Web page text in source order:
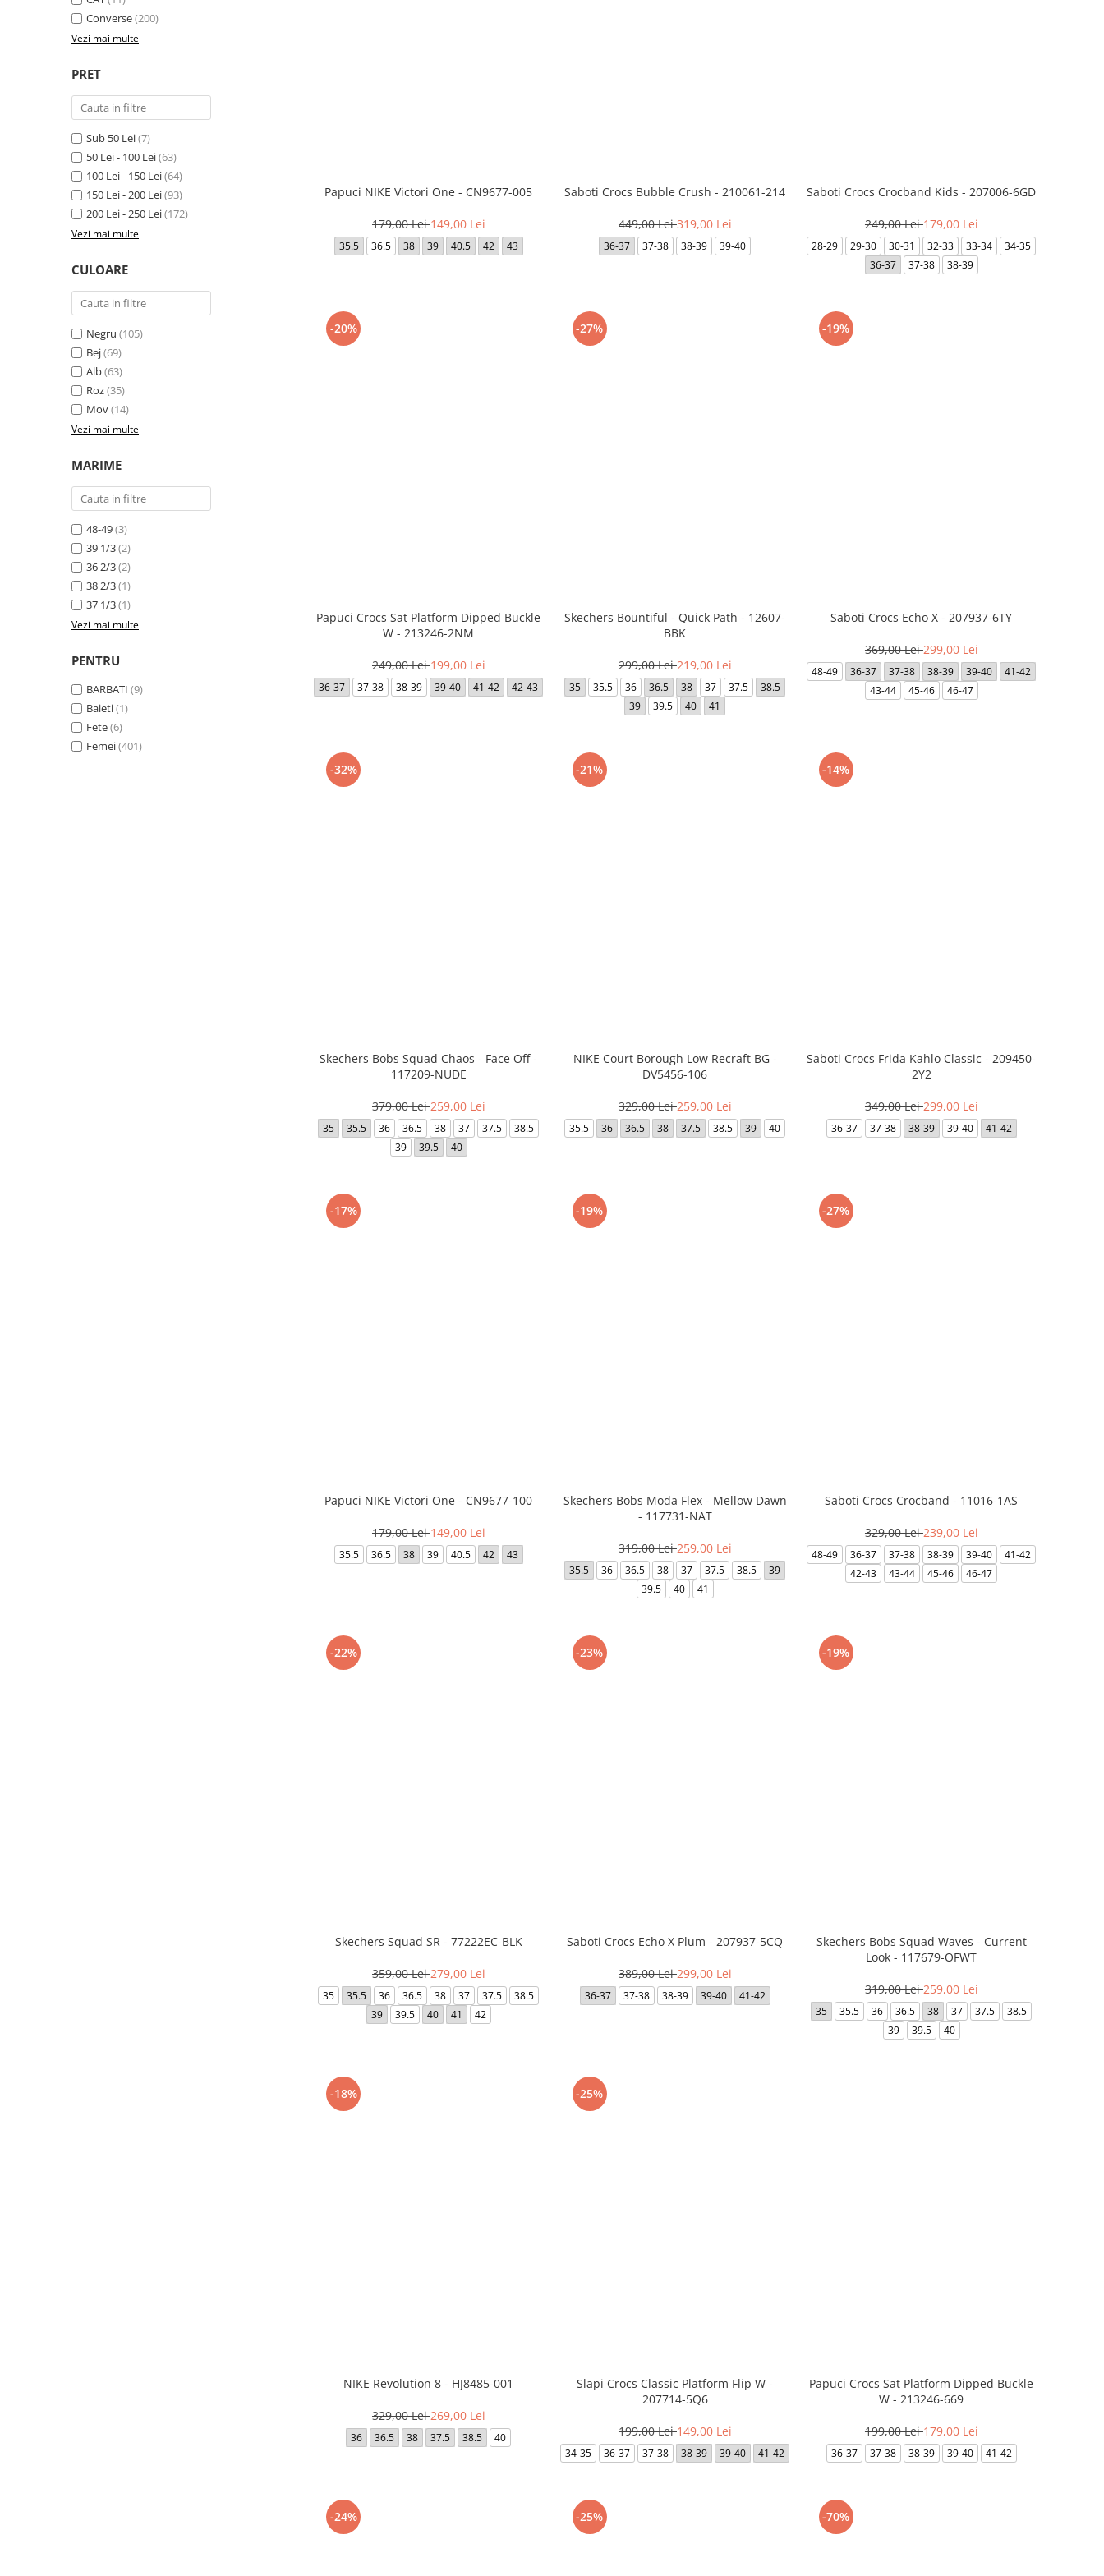
JACHETE ȘI GECI SPORT
PANTALONI SCURȚI
BLUGI LUNGI
BLUGI SCURTI
crocs Jibbitz
SETURI CADOU
Emporio Armani EA7
Black&White
Classic Sneakers
Core Identity
Incaltaminte Pro Running
Ghete baschet
Ghete fotbal
Shorturi de baie
Converse(200)
Vezi mai multe
PRET
Sub 50 Lei(7)
50 Lei - 100 Lei(63)
100 Lei - 150 Lei(64)
150 Lei - 200 Lei(93)
200 Lei - 250 Lei(172)
Vezi mai multe
CULOARE
Negru (105)
Bej(69)
Alb(63)
Roz(35)
Mov(14)
Vezi mai multe
MARIME
48-49(3)
39 1/3(2)
36 2/3(2)
38 2/3(1)
37 1/3(1)
Vezi mai multe
PENTRU
BARBATI (9)
Baieti(1)
Fete(6)
Femei(401)
Papuci NIKE Victori One - CN9677-005
179,00 Lei149,00 Lei
35.5 36.5 38 39 40.5 42 43
Saboti Crocs Bubble Crush - 210061-214
449,00 Lei319,00 Lei
36-37 37-38 38-39 39-40
Saboti Crocs Crocband Kids - 207006-6GD
249,00 Lei179,00 Lei
28-29 29-30 30-31 32-33 33-34
34-35
36-37
37-38 38-39
-20%
Papuci Crocs Sat Platform Dipped Buckle
W - 213246-2NM
249,00 Lei199,00 Lei
36-37 37-38 38-39 39-40 41-42 42-43
-27%
Skechers Bountiful - Quick Path - 12607-
BBK
299,00 Lei219,00 Lei
35 35.5 36 36.5 38 37 37.5
38.5
39
39.5 40 41
-19%
Saboti Crocs Echo X - 207937-6TY
369,00 Lei299,00 Lei
48-49 36-37 37-38 38-39 39-40
41-42
43-44
45-46 46-47
-32%
Skechers Bobs Squad Chaos - Face Off -
117209-NUDE
379,00 Lei259,00 Lei
35 35.5 36 36.5 38 37 37.5
38.5
39
39.5 40
-21%
NIKE Court Borough Low Recraft BG -
DV5456-106
329,00 Lei259,00 Lei
35.5 36 36.5 38 37.5 38.5 39 40
-14%
Saboti Crocs Frida Kahlo Classic - 209450-
2Y2
349,00 Lei299,00 Lei
36-37 37-38 38-39 39-40 41-42
-17%
Papuci NIKE Victori One - CN9677-100
179,00 Lei149,00 Lei
35.5 36.5 38 39 40.5 42 43
-19%
Skechers Bobs Moda Flex - Mellow Dawn
- 117731-NAT
319,00 Lei259,00 Lei
35.5 36 36.5 38 37 37.5 38.5
39
39.5
40 41
-27%
Saboti Crocs Crocband - 11016-1AS
329,00 Lei239,00 Lei
48-49 36-37 37-38 38-39 39-40
41-42
42-43
43-44 45-46 46-47
-22%
Skechers Squad SR - 77222EC-BLK
359,00 Lei279,00 Lei
35 35.5 36 36.5 38 37 37.5
38.5
39
39.5 40 41 42
-23%
Saboti Crocs Echo X Plum - 207937-5CQ
389,00 Lei299,00 Lei
36-37 37-38 38-39 39-40 41-42
-19%
Skechers Bobs Squad Waves - Current
Look - 117679-OFWT
319,00 Lei259,00 Lei
35 35.5 36 36.5 38 37 37.5
38.5
39
39.5 40
-18%
NIKE Revolution 8 - HJ8485-001
329,00 Lei269,00 Lei
36 36.5 38 37.5 38.5 40
-25%
Slapi Crocs Classic Platform Flip W -
207714-5Q6
199,00 Lei149,00 Lei
34-35 36-37 37-38 38-39 39-40 41-42
Papuci Crocs Sat Platform Dipped Buckle
W - 213246-669
199,00 Lei179,00 Lei
36-37 37-38 38-39 39-40 41-42
-24% -25% -70%